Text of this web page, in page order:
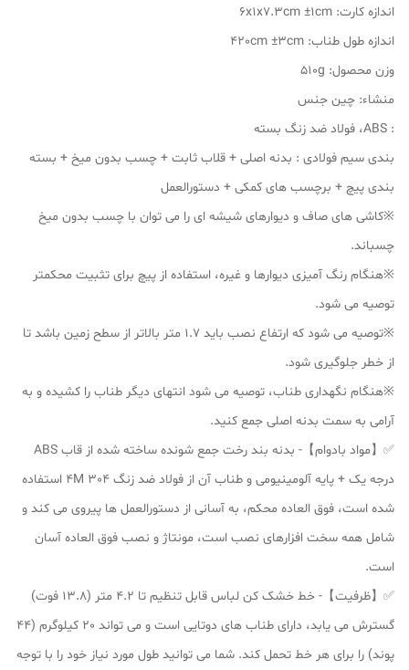
اندازه کارت: 6x1x7.3cm ±1cm
اندازه طول طناب: 420cm ±3cm
وزن محصول: 510g
منشاء: چین جنس
: ABS، فولاد ضد زنگ بسته
بندی سیم فولادی : بدنه اصلی + قلاب ثابت + چسب بدون میخ + بسته
بندی پیچ + برچسب های کمکی + دستورالعمل
※کاشی های صاف و دیوارهای شیشه ای را می توان با چسب بدون میخ
چسباند.
※هنگام رنگ آمیزی دیوارها و غیره، استفاده از پیچ برای تثبیت محکمتر
توصیه می شود.
※توصیه می شود که ارتفاع نصب باید 1.7 متر بالاتر از سطح زمین باشد تا
از خطر جلوگیری شود.
※هنگام نگهداری طناب، توصیه می شود انتهای دیگر طناب را کشیده و به
آرامی به سمت بدنه اصلی جمع کنید.
✅【مواد بادوام】- بدنه بند رخت جمع شونده ساخته شده از قاب ABS
درجه یک + پایه آلومینیومی و طناب آن از فولاد ضد زنگ 4M 304 استفاده
شده است، فوق العاده محکم، به آسانی از دستورالعمل ها پیروی می کند و
شامل همه سخت افزارهای نصب است، مونتاژ و نصب فوق العاده آسان
است.
✅【ظرفیت】- خط خشک کن لباس قابل تنظیم تا 4.2 متر (13.8 فوت)
گسترش می یابد، دارای طناب های دوتایی است و می تواند 20 کیلوگرم (44
پوند) را برای هر خط تحمل کند. شما می توانید طول مورد نیاز خود را با توجه